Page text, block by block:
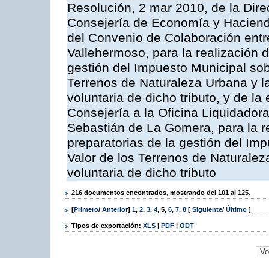
Resolución, 2 mar 2010, de la
Consejería de Economía y
del Convenio de Colaboración
Vallehermoso, para la realización
gestión del Impuesto Municipal
Terrenos de Naturaleza Urbana y
voluntaria de dicho tributo, y de la
Consejería a la Oficina
Sebastián de La Gomera, para la
preparatorias de la gestión del
Valor de los Terrenos de
voluntaria de dicho tributo
216 documentos encontrados, mostrando del 101 al 125.
[Primero/ Anterior] 1, 2, 3, 4, 5, 6, 7, 8 [ Siguiente/ Último ]
Tipos de exportación: XLS | PDF | ODT